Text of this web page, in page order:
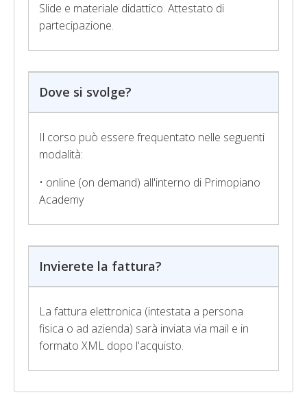
Slide e materiale didattico. Attestato di
partecipazione.
Dove si svolge?
Il corso può essere frequentato nelle seguenti
modalità:
• online (on demand) all'interno di Primopiano
Academy
Invierete la fattura?
La fattura elettronica (intestata a persona
fisica o ad azienda) sarà inviata via mail e in
formato XML dopo l'acquisto.